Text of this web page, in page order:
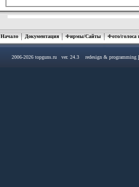
Начало Документация Фирмы/Сайты Фото/голоса
2006-2026 topguns.ru ver. 24.3 redesign & programming